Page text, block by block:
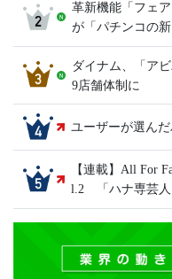
革新機能「フェ
が「パチンコの
ダイナム、「ア
9店舗体制に
ユーザーが選ん
【連載】All For
l.2 「ハナ専芸人